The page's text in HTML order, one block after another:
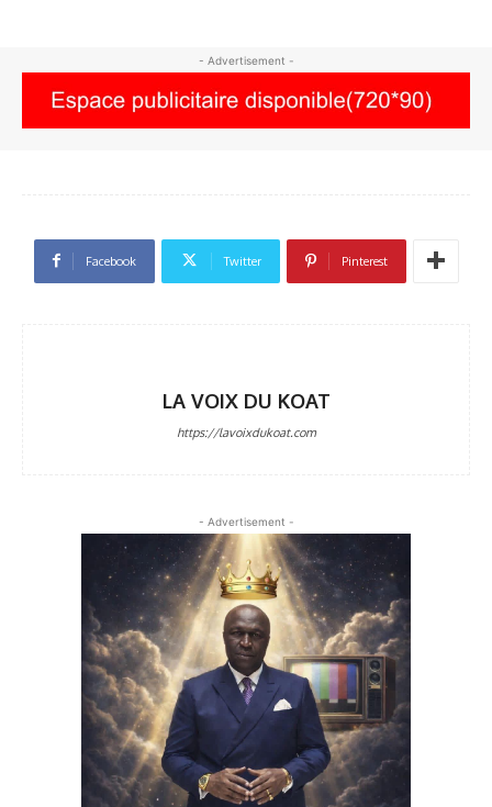
- Advertisement -
Facebook Twitter Pinterest
LA VOIX DU KOAT
https://lavoixdukoat.com
- Advertisement -